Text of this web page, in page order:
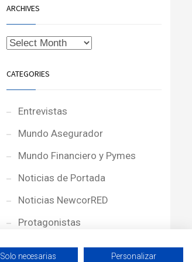
ARCHIVES
CATEGORIES
Entrevistas
Mundo Asegurador
Mundo Financiero y Pymes
Noticias de Portada
Noticias NewcorRED
Protagonistas
Reportajes
Solo necesarias Personalizar